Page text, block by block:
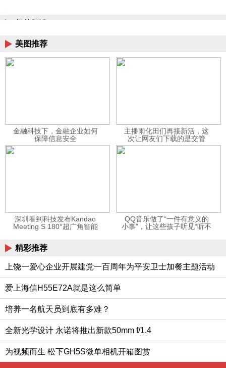
相关阅读
美图推荐
金融科技下，金融企业如何
保障信息安全
主播雨化田们再接新活，这
次让网友们下载的是交管
12123APP
深圳看到科技发布Kandao
Meeting S 180°超广角智能
QQ音乐做了“一件有意义的
小事”，让这些孩子听见“听不
精彩推荐
上饶一爱心企业开展建党一百周年为平安卫士加餐主题活动
爱上海信H55E72A就是这么简单
培养一名航天员到底有多难？
全新光学设计 永诺将推出新款50mm f/1.4
为视频而生 松下GH5S微单相机开箱图赏